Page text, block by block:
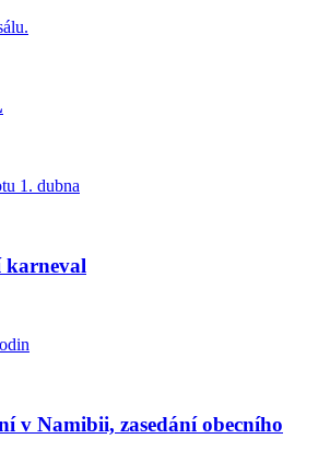
1. dubna
karneval
v Namibii, zasedání obecního